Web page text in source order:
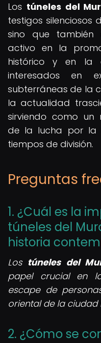
Los túneles del
testigos silenciosos
sino que también
activo en la
histórico y en la
interesados en
subterráneas de la
la actualidad
sirviendo como un
de la lucha por la
tiempos de división.
Preguntas
1. ¿Cuál es la
túneles del
historia
Los túneles del
papel crucial en
escape de
oriental de la
2. ¿Cómo se